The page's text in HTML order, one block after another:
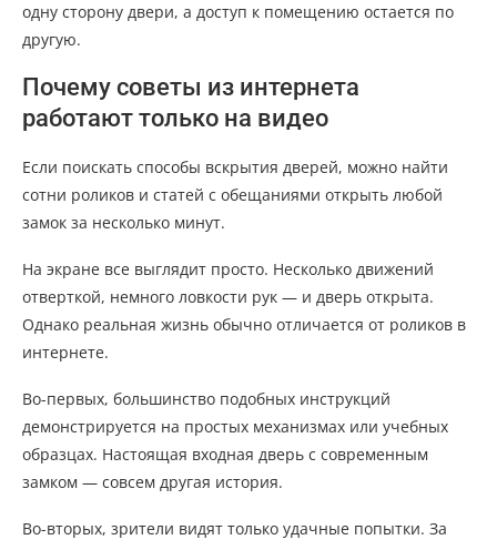
одну сторону двери, а доступ к помещению остается по
другую.
Почему советы из интернета
работают только на видео
Если поискать способы вскрытия дверей, можно найти
сотни роликов и статей с обещаниями открыть любой
замок за несколько минут.
На экране все выглядит просто. Несколько движений
отверткой, немного ловкости рук — и дверь открыта.
Однако реальная жизнь обычно отличается от роликов в
интернете.
Во-первых, большинство подобных инструкций
демонстрируется на простых механизмах или учебных
образцах. Настоящая входная дверь с современным
замком — совсем другая история.
Во-вторых, зрители видят только удачные попытки. За